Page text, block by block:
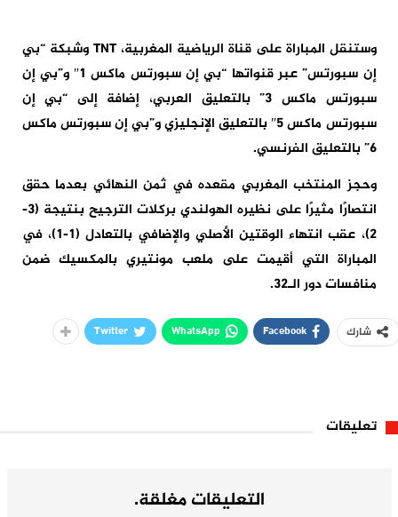
وستنقل المباراة على قناة الرياضية المغربية، TNT وشبكة “بي
إن سبورتس” عبر قنواتها “بي إن سبورتس ماكس 1″ و”بي إن
سبورتس ماكس 3” بالتعليق العربي، إضافة إلى “بي إن
سبورتس ماكس 5″ بالتعليق الإنجليزي و”بي إن سبورتس ماكس
6” بالتعليق الفرنسي.
وحجز المنتخب المغربي مقعده في ثمن النهائي بعدما حقق
انتصارًا مثيرًا على نظيره الهولندي بركلات الترجيح بنتيجة (3-
2)، عقب انتهاء الوقتين الأصلي والإضافي بالتعادل (1-1)، في
المباراة التي أقيمت على ملعب مونتيري بالمكسيك ضمن
منافسات دور الـ32.
شارك Facebook
WhatsApp
Twitter
تعليقات
التعليقات مغلقة.